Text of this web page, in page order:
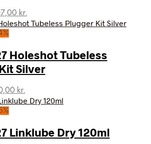
kr..
kr.
aktuelle
207,00 kr..
Holeshot Tubeless
Silver
kr..
kr.
aktuelle
210,00 kr..
Linklube Dry 120ml